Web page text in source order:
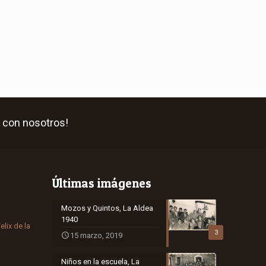
con nosotros!
de la
Últimas imágenes
3
Mozos y Quintos, La Aldea
1940
15 marzo, 2019
Niños en la escuela, La